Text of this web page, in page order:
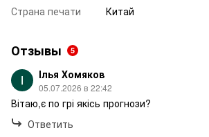
Страна печати
Китай
Отзывы 5
Ілья Хомяков
05.07.2026 в 22:42
Вітаю,є по грі якісь прогнози?
Ответить